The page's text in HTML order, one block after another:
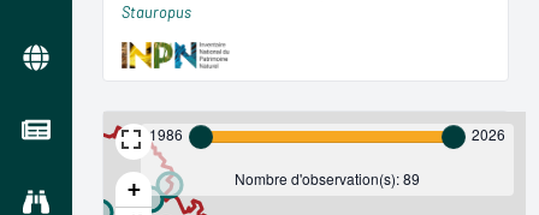
Stauropus
+
1986 2026
Nombre d'observation(s): 89